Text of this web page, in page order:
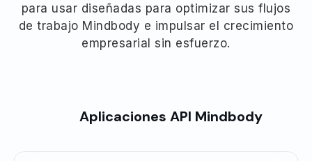
para usar diseñadas para optimizar sus flujos
de trabajo Mindbody e impulsar el crecimiento
empresarial sin esfuerzo.
Aplicaciones API Mindbody